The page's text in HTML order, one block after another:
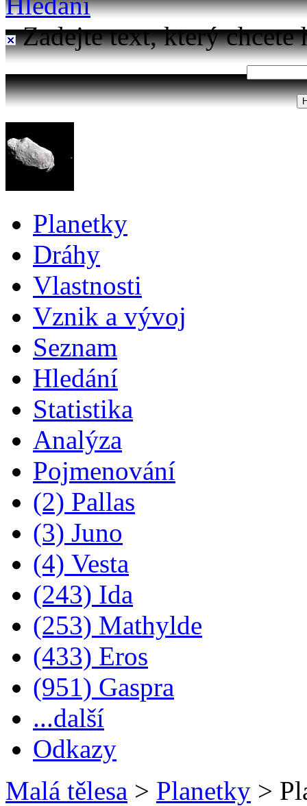
Zadejte text, který chcete
Planetky
Dráhy
Vlastnosti
Vznik a vývoj
Seznam
Hledání
Statistika
Analýza
Pojmenování
(2) Pallas
(3) Juno
(4) Vesta
(243) Ida
(253) Mathylde
(433) Eros
(951) Gaspra
...další
Odkazy
Malá tělesa > Planetky >